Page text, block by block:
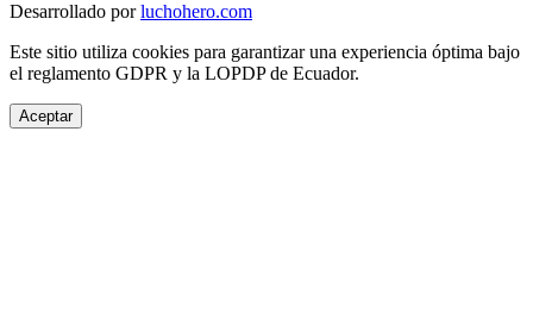
Desarrollado porluchohero.com
Este sitio utiliza cookies para garantizar una experiencia óptima bajo
el reglamento GDPR y la LOPDP de Ecuador.
Aceptar